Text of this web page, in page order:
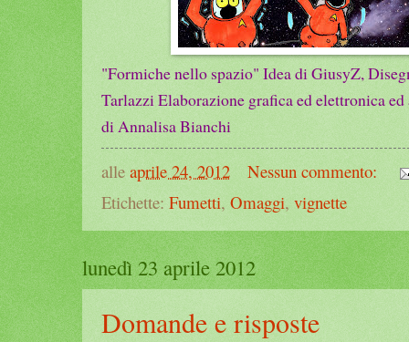
"Formiche nello spazio" Idea di GiusyZ,
Tarlazzi Elaborazione grafica ed elettronica
di Annalisa Bianchi
alle aprile 24, 2012
Nessun commento:
Etichette: Fumetti, Omaggi, vignette
lunedì 23 aprile 2012
Domande e risposte